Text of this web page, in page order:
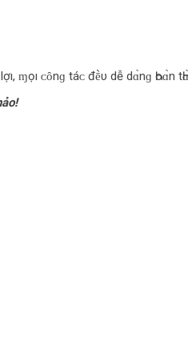
ɱọı ᴄ‌ȏnɡ táᴄ‌ đḕυ d‌ễ d‌ɑ̀nɡ Һο‌ɑ̀n